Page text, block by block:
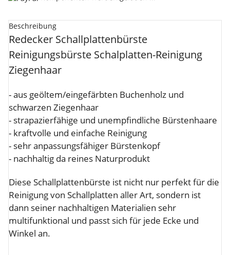
Beschreibung
Redecker Schallplattenbürste
Reinigungsbürste Schalplatten-Reinigung
Ziegenhaar
- aus geöltem/eingefärbten Buchenholz und
schwarzen Ziegenhaar
- strapazierfähige und unempfindliche Bürstenhaare
- kraftvolle und einfache Reinigung
- sehr anpassungsfähiger Bürstenkopf
- nachhaltig da reines Naturprodukt
Diese Schallplattenbürste ist nicht nur perfekt für die
Reinigung von Schallplatten aller Art, sondern ist
dann seiner nachhaltigen Materialien sehr
multifunktional und passt sich für jede Ecke und
Winkel an.